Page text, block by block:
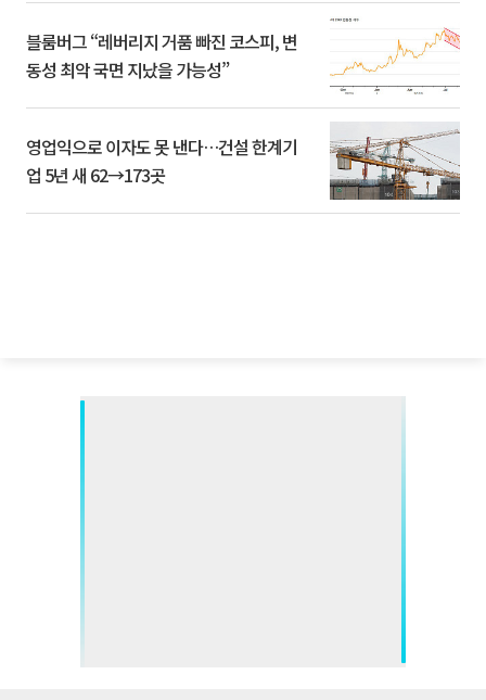
블룸버그 “레버리지 거품 빠진 코스피, 변
동성 최악 국면 지났을 가능성”
영업익으로 이자도 못 낸다…건설 한계기
업 5년 새 62→173곳